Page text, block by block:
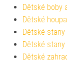
Dětské boby
Dětské
Dětské stany
Dětské stany
Dětské